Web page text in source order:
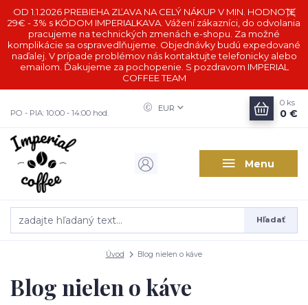
OD 1.1.2026 PREBIEHA ZĽAVA NA CELÝ NÁKUP V MIN. HODNOTE
29€ - 3% s KÓDOM IMPERIALKAVA. Vážení zákazníci, do odvolania
pracujeme na technických zmenách e-shopu. Za možné
komplikácie sa ospravedlňujeme. Objednávky budú expedované
naďalej. V prípade problémov nás kontaktujte telefonicky alebo
emailom. Ďakujeme za pochopenie. S pozdravom IMPERIAL
COFFEE TEAM
Menu
EUR
Hľadať
PO - PIA: 10:00 - 14:00 hod.
0 ks
0 €
Úvod Blog nielen o káve
Blog nielen o káve